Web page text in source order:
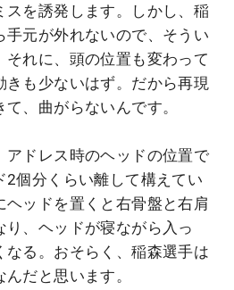
スを誘発します。しかし、稲
手元が外れないので、そうい
それに、頭の位置も変わって
きも少ないはず。だから再現
、曲がらないんです。
アドレス時のヘッドの位置で
2個分くらい離して構えてい
ヘッドを置くと右骨盤と右肩
、ヘッドが寝ながら入っ
なる。おそらく、稲森選手は
だと思います。